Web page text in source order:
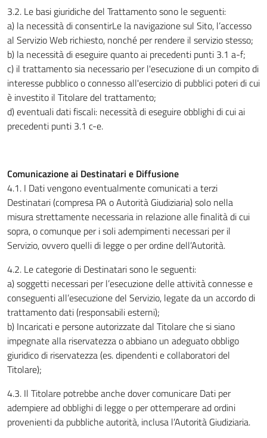
3.2. Le basi giuridiche del Trattamento sono le seguenti:
a) la necessità di consentirLe la navigazione sul Sito, l’accesso
al Servizio Web richiesto, nonché per rendere il servizio stesso;
b) la necessità di eseguire quanto ai precedenti punti 3.1 a-f;
c) il trattamento sia necessario per l'esecuzione di un compito di
interesse pubblico o connesso all'esercizio di pubblici poteri di cui
è investito il Titolare del trattamento;
d) eventuali dati fiscali: necessità di eseguire obblighi di cui ai
precedenti punti 3.1 c-e.
Comunicazione ai Destinatari e Diffusione
4.1. I Dati vengono eventualmente comunicati a terzi
Destinatari (compresa PA o Autorità Giudiziaria) solo nella
misura strettamente necessaria in relazione alle finalità di cui
sopra, o comunque per i soli adempimenti necessari per il
Servizio, ovvero quelli di legge o per ordine dell’Autorità.
4.2. Le categorie di Destinatari sono le seguenti:
a) soggetti necessari per l’esecuzione delle attività connesse e
conseguenti all’esecuzione del Servizio, legate da un accordo di
trattamento dati (responsabili esterni);
b) Incaricati e persone autorizzate dal Titolare che si siano
impegnate alla riservatezza o abbiano un adeguato obbligo
giuridico di riservatezza (es. dipendenti e collaboratori del
Titolare);
4.3. Il Titolare potrebbe anche dover comunicare Dati per
adempiere ad obblighi di legge o per ottemperare ad ordini
provenienti da pubbliche autorità, inclusa l’Autorità Giudiziaria.